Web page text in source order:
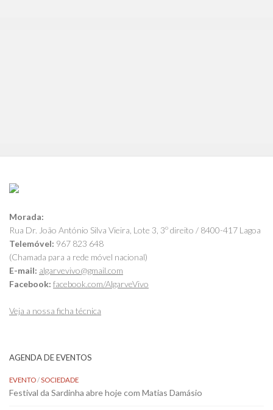
Morada:
Rua Dr. João António Silva Vieira, Lote 3, 3º direito / 8400-417 Lagoa
Telemóvel: 967 823 648
(Chamada para a rede móvel nacional)
E-mail: algarvevivo@gmail.com
Facebook: facebook.com/AlgarveVivo
Veja a nossa ficha técnica
AGENDA DE EVENTOS
EVENTO/SOCIEDADE
Festival da Sardinha abre hoje com Matias Damásio